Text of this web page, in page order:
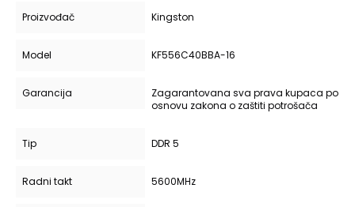
Proizvođač Kingston
Model KF556C40BBA-16
Garancija
Zagarantovana sva prava kupaca po
osnovu zakona o zaštiti potrošača
Tip DDR 5
Radni takt 5600MHz